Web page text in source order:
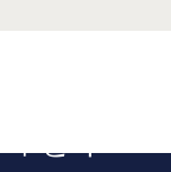
とイ